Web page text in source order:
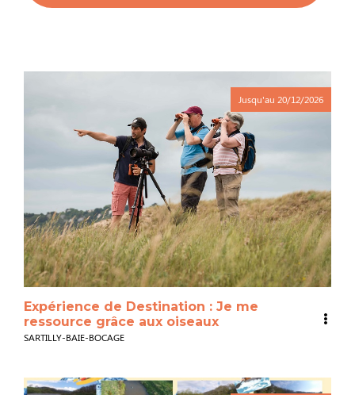
Jusqu'au 20/12/2026
Expérience de Destination : Je me
ressource grâce aux oiseaux
SARTILLY-BAIE-BOCAGE